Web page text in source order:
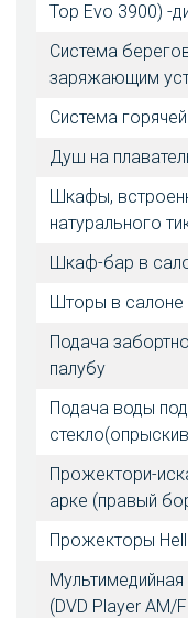
Top Evo 3900) -
Система
заряжающим
Система
Душ на
Шкафы,
натурального
Шкаф-бар в
Шторы в салоне
Подача
палубу
Подача воды
Прожектори-
арке (правый
Прожекторы
(DVD Player AM/